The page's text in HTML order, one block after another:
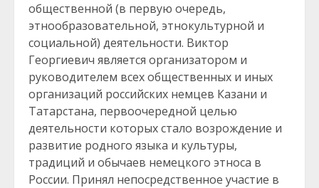
общественной (в первую очередь,
этнообразовательной, этнокультурной и
социальной) деятельности. Виктор
Георгиевич является организатором и
руководителем всех общественных и иных
организаций российских немцев Казани и
Татарстана, первоочередной целью
деятельности которых стало возрождение и
развитие родного языка и культуры,
традиций и обычаев немецкого этноса в
России. Принял непосредственное участие в